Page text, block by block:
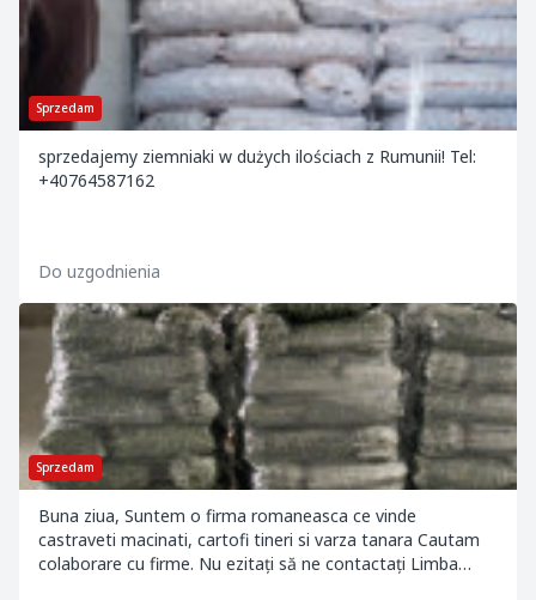
Sprzedam
sprzedajemy ziemniaki w dużych ilościach z Rumunii! Tel:
+40764587162
Do uzgodnienia
Sprzedam
Buna ziua, Suntem o firma romaneasca ce vinde
castraveti macinati, cartofi tineri si varza tanara Cautam
colaborare cu firme. Nu ezitați să ne contactați Limba